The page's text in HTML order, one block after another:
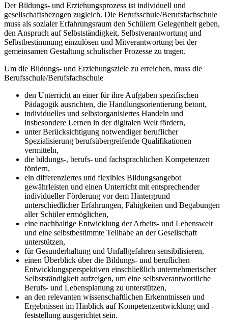
Der Bildungs- und Erziehungsprozess ist individuell und
gesellschaftsbezogen zugleich. Die Berufsschule/Berufsfachschule
muss als sozialer Erfahrungsraum den Schülern Gelegenheit geben,
den Anspruch auf Selbstständigkeit, Selbstverantwortung und
Selbstbestimmung einzulösen und Mitverantwortung bei der
gemeinsamen Gestaltung schulischer Prozesse zu tragen.
Um die Bildungs- und Erziehungsziele zu erreichen, muss die
Berufsschule/Berufsfachschule
den Unterricht an einer für ihre Aufgaben spezifischen
Pädagogik ausrichten, die Handlungsorientierung betont,
individuelles und selbstorganisiertes Handeln und
insbesondere Lernen in der digitalen Welt fördern,
unter Berücksichtigung notwendiger beruflicher
Spezialisierung berufsübergreifende Qualifikationen
vermitteln,
die bildungs-, berufs- und fachsprachlichen Kompetenzen
fördern,
ein differenziertes und flexibles Bildungsangebot
gewährleisten und einen Unterricht mit entsprechender
individueller Förderung vor dem Hintergrund
unterschiedlicher Erfahrungen, Fähigkeiten und Begabungen
aller Schüler ermöglichen,
eine nachhaltige Entwicklung der Arbeits- und Lebenswelt
und eine selbstbestimmte Teilhabe an der Gesellschaft
unterstützen,
für Gesunderhaltung und Unfallgefahren sensibilisieren,
einen Überblick über die Bildungs- und beruflichen
Entwicklungsperspektiven einschließlich unternehmerischer
Selbstständigkeit aufzeigen, um eine selbstverantwortliche
Berufs- und Lebensplanung zu unterstützen,
an den relevanten wissenschaftlichen Erkenntnissen und
Ergebnissen im Hinblick auf Kompetenzentwicklung und -
feststellung ausgerichtet sein.